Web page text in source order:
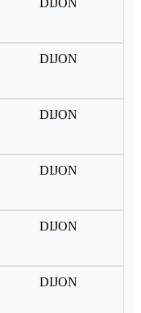
DIJON
DIJON
DIJON
DIJON
DIJON